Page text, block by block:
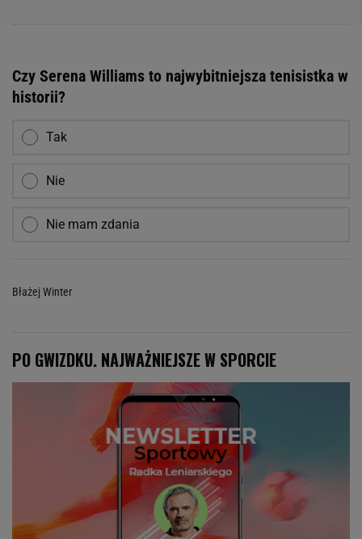
Czy Serena Williams to najwybitniejsza tenisistka w
historii?
Tak
Nie
Nie mam zdania
Błażej Winter